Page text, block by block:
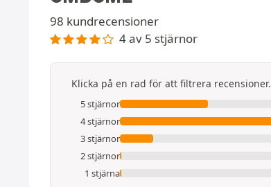
98 kundrecensioner
4 av 5 stjärnor
Klicka på en rad för att filtrera recensioner.
5 stjärnor
4 stjärnor
3 stjärnor
2 stjärnor
1 stjärna